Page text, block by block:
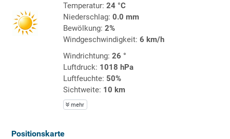
Temperatur: 24 °C
Niederschlag: 0.0 mm
Bewölkung: 2%
Windgeschwindigkeit: 6 km/h
Windrichtung: 26 °
Luftdruck: 1018 hPa
Luftfeuchte: 50%
Sichtweite: 10 km
mehr
Positionskarte